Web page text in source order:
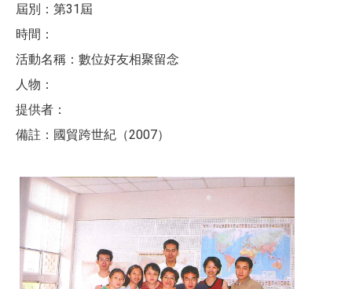
屆別：第31屆
時間：
活動名稱：數位好友相聚留念
人物：
提供者：
備註：國貿跨世紀（2007）